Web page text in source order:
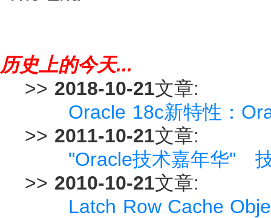
历史上的今天...
>> 2018-10-21文章:
Oracle 18c新特性：
>> 2011-10-21文章:
"Oracle技术嘉年华"
>> 2010-10-21文章:
Latch Row Cache